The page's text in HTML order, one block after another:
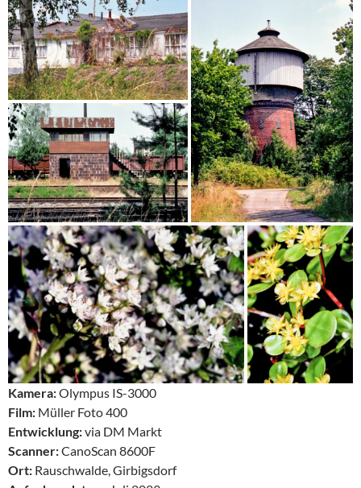
Kamera:Olympus IS-3000
Film: Müller Foto 400
Entwicklung:via DM Markt
Scanner:CanoScan 8600F
Ort: Rauschwalde, Girbigsdorf